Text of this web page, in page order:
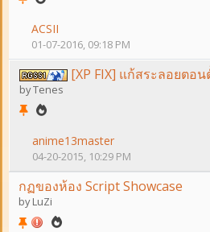
ACSII
01-07-2016, 09:18 PM
[XP FIX] แก้สระลอยตอ
byTenes
anime13master
04-20-2015, 10:29 PM
กฏของห้อง Script Showcase
byLuZi